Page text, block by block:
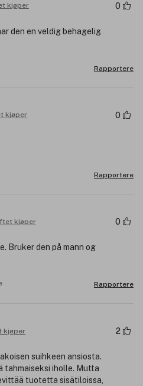
kjøper 0
den en veldig behagelig
Rapportere
kjøper 0
Rapportere
kjøper 0
Bruker den på mann og
Rapportere
kjøper 2
suihkeen ansiosta.
tahmaiseksi iholle. Mutta
tuotetta sisätiloissa,